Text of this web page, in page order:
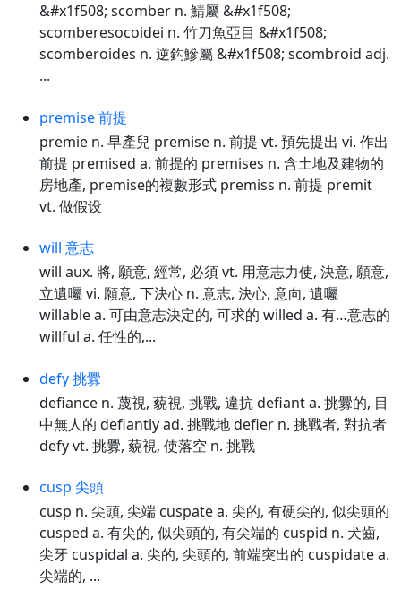
&#x1f508; scomber n. 鯖屬 &#x1f508;
scomberesocoidei n. 竹刀魚亞目 &#x1f508;
scomberoides n. 逆鈎鰺屬 &#x1f508; scombroid adj.
...
premise 前提
premie n. 早產兒 premise n. 前提 vt. 預先提出 vi. 作出
前提 premised a. 前提的 premises n. 含土地及建物的
房地產, premise的複數形式 premiss n. 前提 premit
vt. 做假设
will 意志
will aux. 將, 願意, 經常, 必須 vt. 用意志力使, 決意, 願意,
立遺囑 vi. 願意, 下決心 n. 意志, 決心, 意向, 遺囑
willable a. 可由意志決定的, 可求的 willed a. 有…意志的
willful a. 任性的,...
defy 挑釁
defiance n. 蔑視, 藐視, 挑戰, 違抗 defiant a. 挑釁的, 目
中無人的 defiantly ad. 挑戰地 defier n. 挑戰者, 對抗者
defy vt. 挑釁, 藐視, 使落空 n. 挑戰
cusp 尖頭
cusp n. 尖頭, 尖端 cuspate a. 尖的, 有硬尖的, 似尖頭的
cusped a. 有尖的, 似尖頭的, 有尖端的 cuspid n. 犬齒,
尖牙 cuspidal a. 尖的, 尖頭的, 前端突出的 cuspidate a.
尖端的, ...